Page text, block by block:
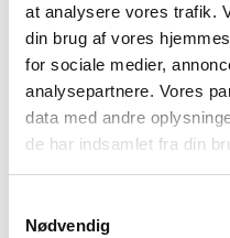
at analysere vores trafik.
din brug af vores
for sociale medier,
analysepartnere. Vores
data med andre
de har indsamlet fra din
Nødvendig
Firma*
Telefonnr.*
Email*